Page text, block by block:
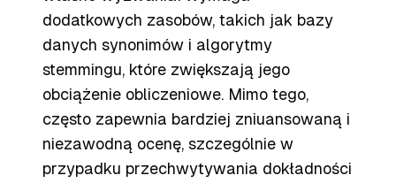
dodatkowych zasobów, takich jak bazy
danych synonimów i algorytmy
stemmingu, które zwiększają jego
obciążenie obliczeniowe. Mimo tego,
często zapewnia bardziej zniuansowaną i
niezawodną ocenę, szczególnie w
przypadku przechwytywania dokładności